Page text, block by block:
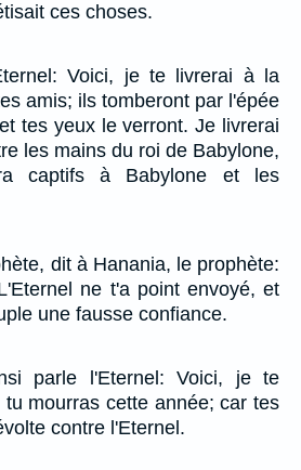
ces choses.
Voici, je te livrerai à la
amis; ils tomberont par l'épée
tes yeux le verront. Je livrerai
les mains du roi de Babylone,
captifs à Babylone et les
dit à Hanania, le prophète:
ne t'a point envoyé, et
une fausse confiance.
parle l'Eternel: Voici, je te
mourras cette année; car tes
contre l'Eternel.